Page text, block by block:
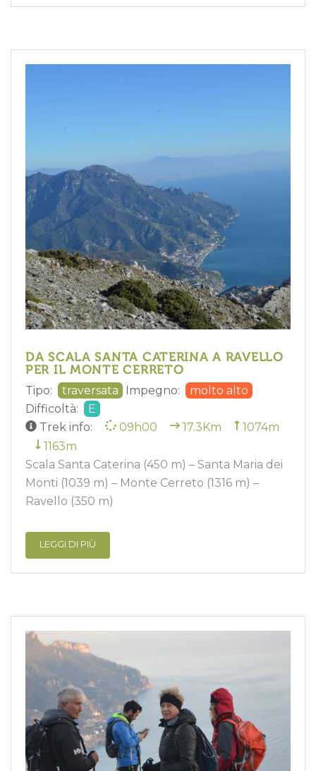
DA SCALA SANTA CATERINA A RAVELLO
PER IL MONTE CERRETO
Tipo: traversata Impegno:
molto alto
Difficoltà:
E
Trek info:
09h00 17.3Km
1074m
1163m
Scala Santa Caterina (450 m) – Santa Maria dei
Monti (1039 m) – Monte Cerreto (1316 m) –
Ravello (350 m)
LEGGI DI PIÙ